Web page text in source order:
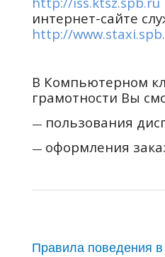
интернет-сайте
http://
В Компьютерном
грамотности Вы
— пользования
— оформления
Правила поведения